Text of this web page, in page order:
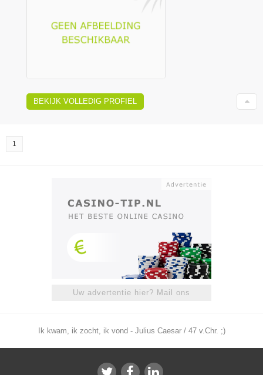
BEKIJK VOLLEDIG PROFIEL
1
Uw advertentie hier? Mail ons
Ik kwam, ik zocht, ik vond - Julius Caesar / 47 v.Chr. ;)